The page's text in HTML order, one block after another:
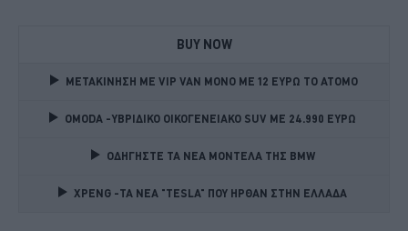
BUY NOW
ΜΕΤΑΚΙΝΗΣΗ ΜΕ VIP VAN ΜΟΝΟ ΜΕ 12 ΕΥΡΩ ΤΟ ΑΤΟΜΟ
OMODA -ΥΒΡΙΔΙΚΟ ΟΙΚΟΓΕΝΕΙΑΚΟ SUV ME 24.990 ΕΥΡΩ
ΟΔΗΓΗΣΤΕ ΤΑ ΝΕΑ ΜΟΝΤΕΛΑ ΤΗΣ BMW
XPENG -ΤΑ ΝΕΑ "TESLA" ΠΟΥ ΗΡΘΑΝ ΣΤΗΝ ΕΛΛΑΔΑ